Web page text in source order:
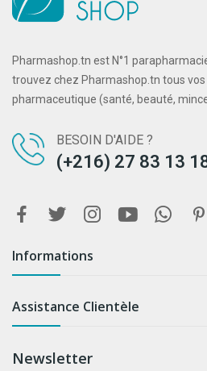
Pharmashop.tn est N°1
trouvez chez Pharmashop.tn tous
pharmaceutique (santé, beauté,
BESOIN D'AIDE ?
(+216) 27 83 13
Informations
Assistance Clientèle
Newsletter